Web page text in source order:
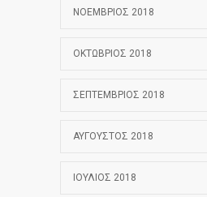
ΝΟΈΜΒΡΙΟΣ 2018
ΟΚΤΏΒΡΙΟΣ 2018
ΣΕΠΤΈΜΒΡΙΟΣ 2018
ΑΎΓΟΥΣΤΟΣ 2018
ΙΟΎΛΙΟΣ 2018